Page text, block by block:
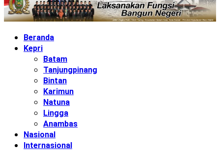
Beranda
Kepri
Batam
Tanjungpinang
Bintan
Karimun
Natuna
Lingga
Anambas
Nasional
Internasional